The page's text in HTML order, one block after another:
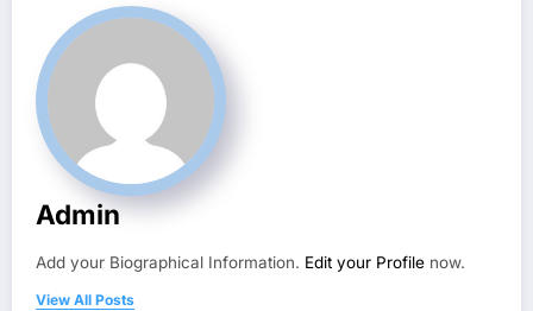
Admin
Add your Biographical Information. Edit your Profile now.
View All Posts